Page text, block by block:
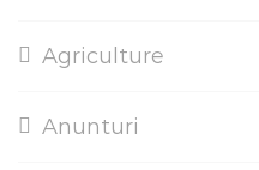
Agriculture
Anunturi